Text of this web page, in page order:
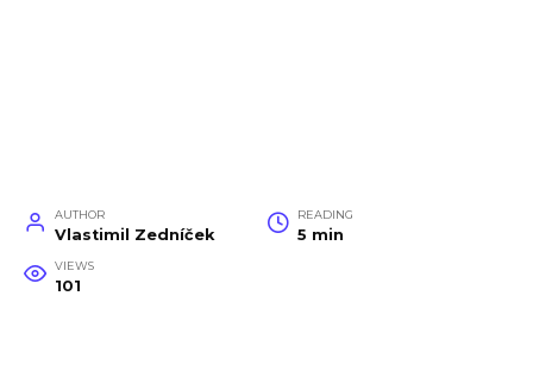
AUTHOR
Vlastimil Zedníček
READING
5 min
VIEWS
101